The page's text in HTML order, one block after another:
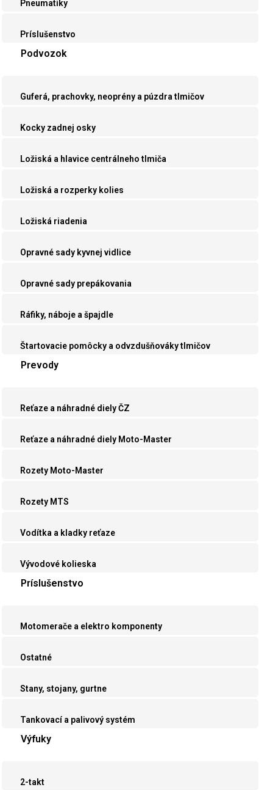
Pneumatiky
Príslušenstvo
Podvozok
Guferá, prachovky, neoprény a púzdra tlmičov
Kocky zadnej osky
Ložiská a hlavice centrálneho tlmiča
Ložiská a rozperky kolies
Ložiská riadenia
Opravné sady kyvnej vidlice
Opravné sady prepákovania
Ráfiky, náboje a špajdle
Štartovacie pomôcky a odvzdušňováky tlmičov
Prevody
Reťaze a náhradné diely ČZ
Reťaze a náhradné diely Moto-Master
Rozety Moto-Master
Rozety MTS
Vodítka a kladky reťaze
Vývodové kolieska
Príslušenstvo
Motomerače a elektro komponenty
Ostatné
Stany, stojany, gurtne
Tankovací a palivový systém
Výfuky
2-takt